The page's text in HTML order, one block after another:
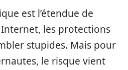
est l’étendue de
les protections
stupides. Mais pour
le risque vient